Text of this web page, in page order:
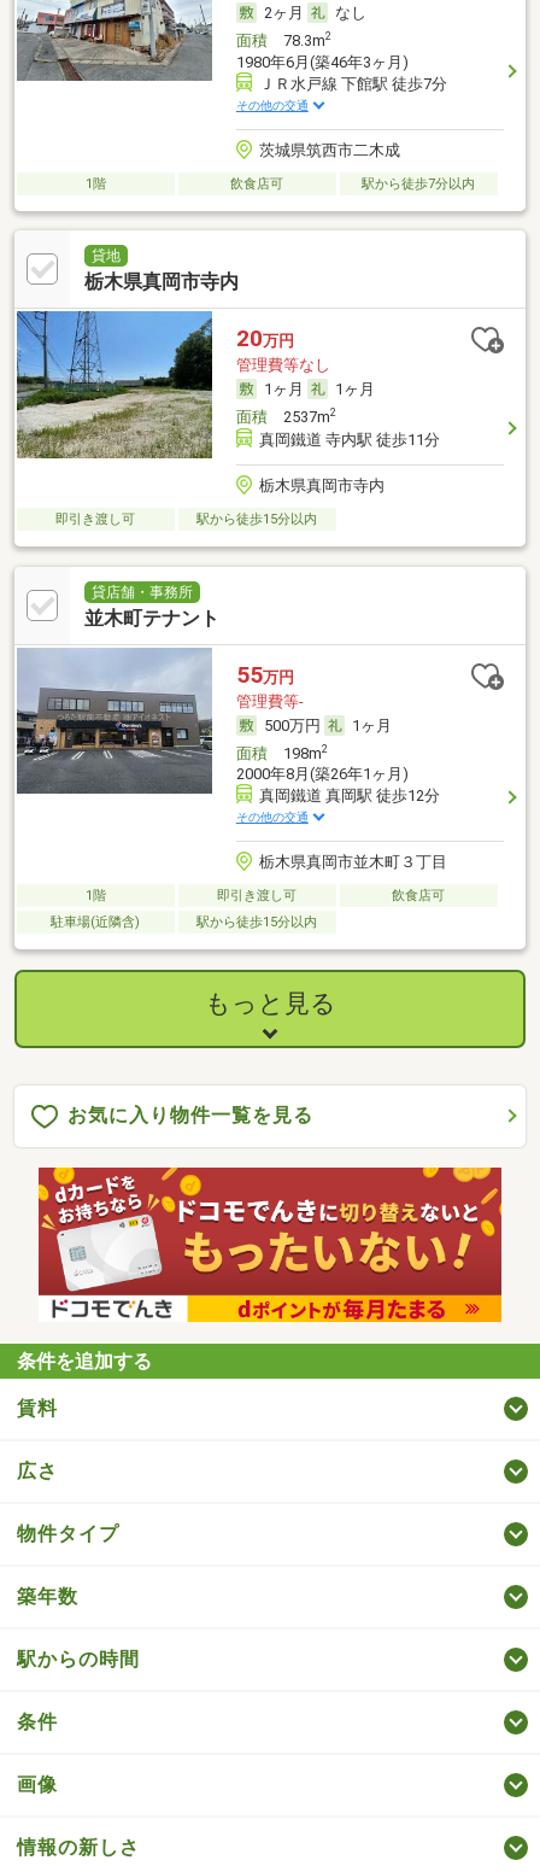
2ヶ月
なし
面積78.3m2
1980年6月(築46年3ヶ月)
ＪＲ水戸線 下館駅 徒歩7分
その他の交通
茨城県筑西市二木成
1階 飲食店可 駅から徒歩7分以内
貸地
栃木県真岡市寺内
20万円
管理費等なし
1ヶ月
1ヶ月
面積2537m2
真岡鐵道 寺内駅 徒歩11分
栃木県真岡市寺内
即引き渡し可 駅から徒歩15分以内
貸店舗・事務所
並木町テナント
55万円
管理費等-
500万円
1ヶ月
面積198m2
2000年8月(築26年1ヶ月)
真岡鐵道 真岡駅 徒歩12分
その他の交通
栃木県真岡市並木町３丁目
1階 即引き渡し可
飲食店可
駐車場(近隣含)
駅から徒歩15分以内
もっと見る
お気に入り物件一覧を見る
条件を追加する
賃料
広さ
物件タイプ
築年数
駅からの時間
条件
画像
情報の新しさ